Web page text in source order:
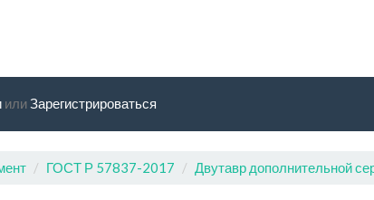
илиЗарегистрироваться
ГОСТ Р 57837-2017 Двутавр дополнительной